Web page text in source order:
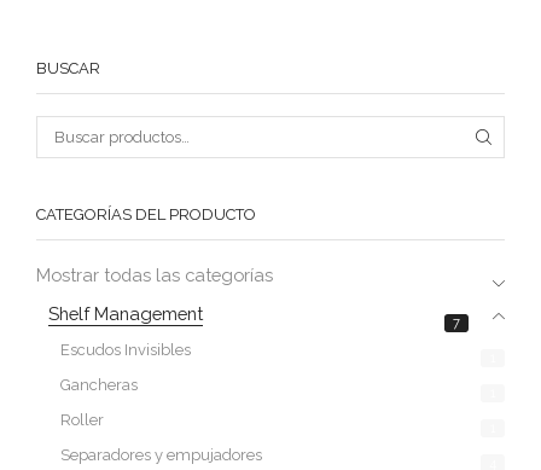
BUSCAR
CATEGORÍAS DEL PRODUCTO
Mostrar todas las categorías
Shelf Management
7
Escudos Invisibles
Gancheras
Roller
Separadores y empujadores